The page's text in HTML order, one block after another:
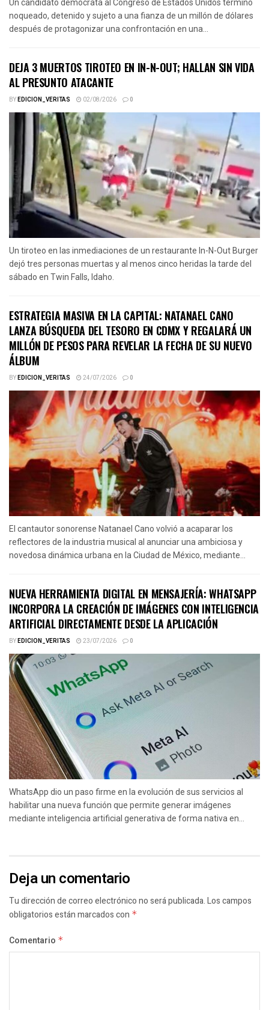
Un candidato demócrata al Congreso de Estados Unidos terminó
noqueado, detenido y sujeto a una fianza de un millón de dólares
después de protagonizar una confrontación en una...
DEJA 3 MUERTOS TIROTEO EN IN-N-OUT; HALLAN SIN VIDA
AL PRESUNTO ATACANTE
BYEDICION_VERITAS 02/08/2026 0
Un tiroteo en las inmediaciones de un restaurante In-N-Out Burger
dejó tres personas muertas y al menos cinco heridas la tarde del
sábado en Twin Falls, Idaho.
ESTRATEGIA MASIVA EN LA CAPITAL: NATANAEL CANO
LANZA BÚSQUEDA DEL TESORO EN CDMX Y REGALARÁ UN
MILLÓN DE PESOS PARA REVELAR LA FECHA DE SU NUEVO
ÁLBUM
BYEDICION_VERITAS 24/07/2026 0
El cantautor sonorense Natanael Cano volvió a acaparar los
reflectores de la industria musical al anunciar una ambiciosa y
novedosa dinámica urbana en la Ciudad de México, mediante...
NUEVA HERRAMIENTA DIGITAL EN MENSAJERÍA: WHATSAPP
INCORPORA LA CREACIÓN DE IMÁGENES CON INTELIGENCIA
ARTIFICIAL DIRECTAMENTE DESDE LA APLICACIÓN
BYEDICION_VERITAS 23/07/2026 0
WhatsApp dio un paso firme en la evolución de sus servicios al
habilitar una nueva función que permite generar imágenes
mediante inteligencia artificial generativa de forma nativa en...
Deja un comentario
Tu dirección de correo electrónico no será publicada.Los campos
obligatorios están marcados con *
Comentario *